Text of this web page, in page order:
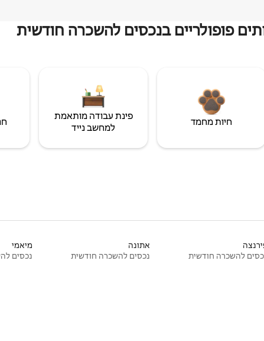
פופולריים בנכסים להשכרה חודשית
חיות מחמד
פינת עבודה מותאמת
למחשב נייד
להשכרה חודשית
אתונה
נכסים להשכרה חודשית
מיאמי
נכסים